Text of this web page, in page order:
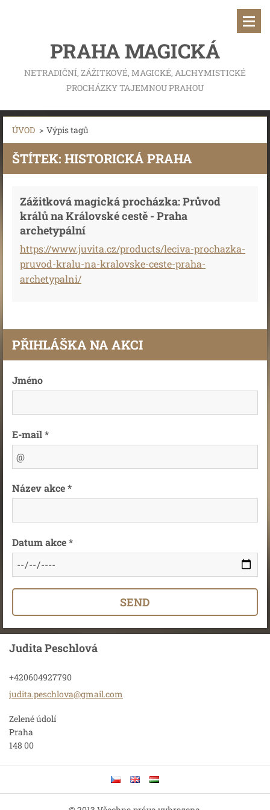
PRAHA MAGICKÁ
NETRADIČNÍ, ZÁŽITKOVÉ, MAGICKÉ, ALCHYMISTICKÉ
PROCHÁZKY TAJEMNOU PRAHOU
ÚVOD > Výpis tagů
ŠTÍTEK: HISTORICKÁ PRAHA
Zážitková magická procházka: Průvod
králů na Královské cestě - Praha
archetypální
https://www.juvita.cz/products/leciva-prochazka-
pruvod-kralu-na-kralovske-ceste-praha-
archetypalni/
PŘIHLÁŠKA NA AKCI
Jméno
E-mail *
Název akce *
Datum akce *
Judita Peschlová
+420604927790
judita.peschlova@gmail.com
Zelené údolí
Praha
148 00